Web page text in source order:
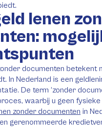
lenen
documenten betekent
In Nederland is een
De term ‘zonder
waarbij u geen
zonder documenten in
gerenommeerde